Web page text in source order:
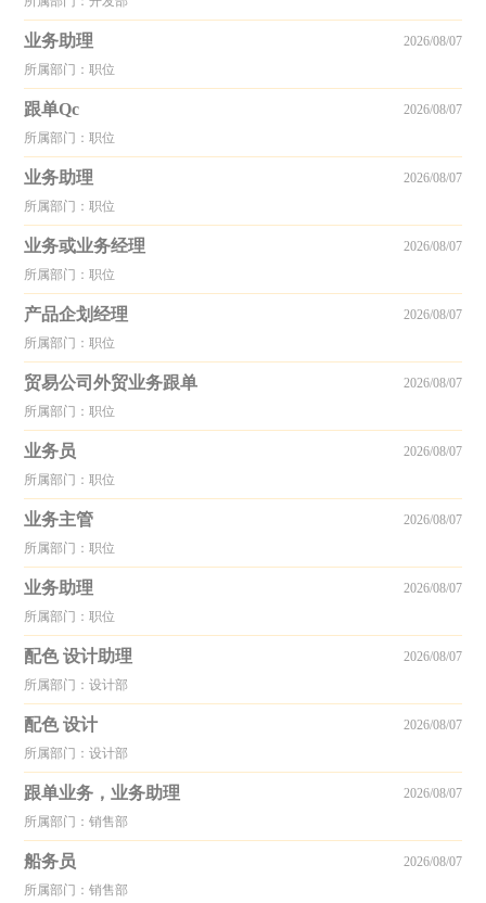
业务助理
所属部门：职位
2026/08/07
跟单Qc
所属部门：职位
2026/08/07
业务助理
所属部门：职位
2026/08/07
业务或业务经理
所属部门：职位
2026/08/07
产品企划经理
所属部门：职位
2026/08/07
贸易公司外贸业务跟单
所属部门：职位
2026/08/07
业务员
所属部门：职位
2026/08/07
业务主管
所属部门：职位
2026/08/07
业务助理
所属部门：职位
2026/08/07
配色 设计助理
所属部门：设计部
2026/08/07
配色 设计
所属部门：设计部
2026/08/07
跟单业务，业务助理
所属部门：销售部
2026/08/07
船务员
所属部门：销售部
2026/08/07